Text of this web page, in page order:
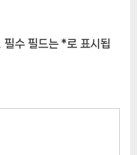
필수 필드는 *로 표시됩